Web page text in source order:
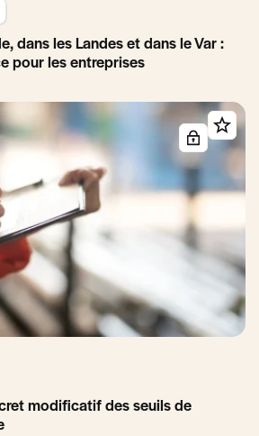
dans les Landes et dans le Var :
pour les entreprises
modificatif des seuils de